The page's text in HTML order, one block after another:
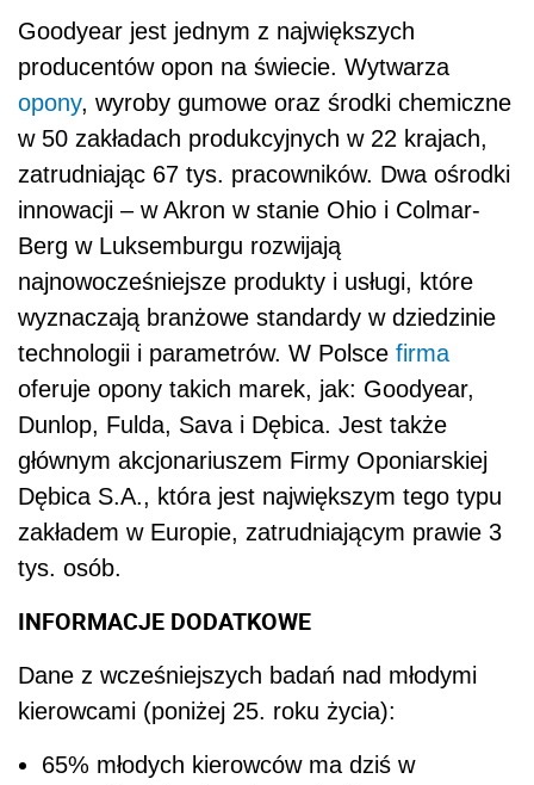
Goodyear jest jednym z największych
producentów opon na świecie. Wytwarza
opony, wyroby gumowe oraz środki chemiczne
w 50 zakładach produkcyjnych w 22 krajach,
zatrudniając 67 tys. pracowników. Dwa ośrodki
innowacji – w Akron w stanie Ohio i Colmar-
Berg w Luksemburgu rozwijają
najnowocześniejsze produkty i usługi, które
wyznaczają branżowe standardy w dziedzinie
technologii i parametrów. W Polsce firma
oferuje opony takich marek, jak: Goodyear,
Dunlop, Fulda, Sava i Dębica. Jest także
głównym akcjonariuszem Firmy Oponiarskiej
Dębica S.A., która jest największym tego typu
zakładem w Europie, zatrudniającym prawie 3
tys. osób.
INFORMACJE DODATKOWE
Dane z wcześniejszych badań nad młodymi
kierowcami (poniżej 25. roku życia):
65% młodych kierowców ma dziś w